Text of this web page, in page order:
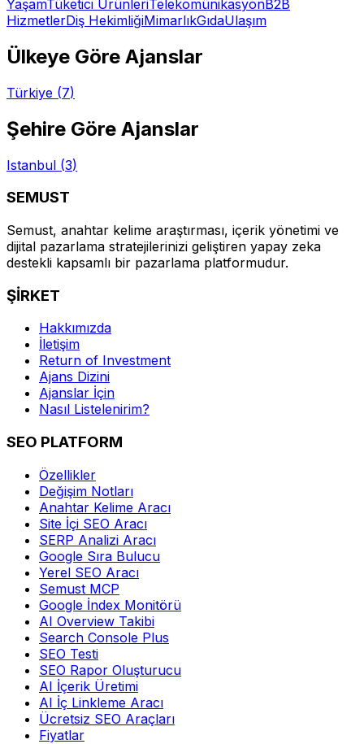
YaşamTüketici ÜrünleriTelekomünikasyonB2B
HizmetlerDiş HekimliğiMimarlıkGıdaUlaşım
Ülkeye Göre Ajanslar
Türkiye (7)
Şehire Göre Ajanslar
Istanbul (3)
SEMUST
Semust, anahtar kelime araştırması, içerik yönetimi ve
dijital pazarlama stratejilerinizi geliştiren yapay zeka
destekli kapsamlı bir pazarlama platformudur.
ŞİRKET
Hakkımızda
İletişim
Return of Investment
Ajans Dizini
Ajanslar İçin
Nasıl Listelenirim?
SEO PLATFORM
Özellikler
Değişim Notları
Anahtar Kelime Aracı
Site İçi SEO Aracı
SERP Analizi Aracı
Google Sıra Bulucu
Yerel SEO Aracı
Semust MCP
Google İndex Monitörü
AI Overview Takibi
Search Console Plus
SEO Testi
SEO Rapor Oluşturucu
AI İçerik Üretimi
AI İç Linkleme Aracı
Ücretsiz SEO Araçları
Fiyatlar